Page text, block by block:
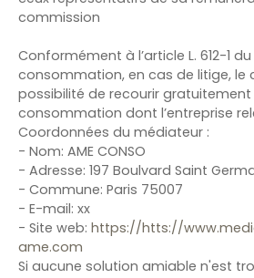
commission
Conformément à l’article L. 612-1
consommation, en cas de litige, le
possibilité de recourir
consommation dont l’entreprise
Coordonnées du médiateur :
- Nom: AME CONSO
- Adresse: 197 Boulvard Saint
- Commune: Paris 75007
- E-mail: xx
- Site web: https://htts://
ame.com
Si aucune solution amiable n'est